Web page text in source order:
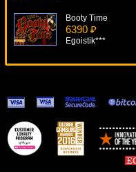
Booty Time
6390 ₽
Egoistik***
Super Joker
11533 ₽
number***
Phantom Cash